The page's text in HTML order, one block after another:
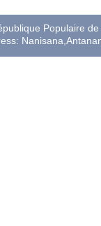
Populaire